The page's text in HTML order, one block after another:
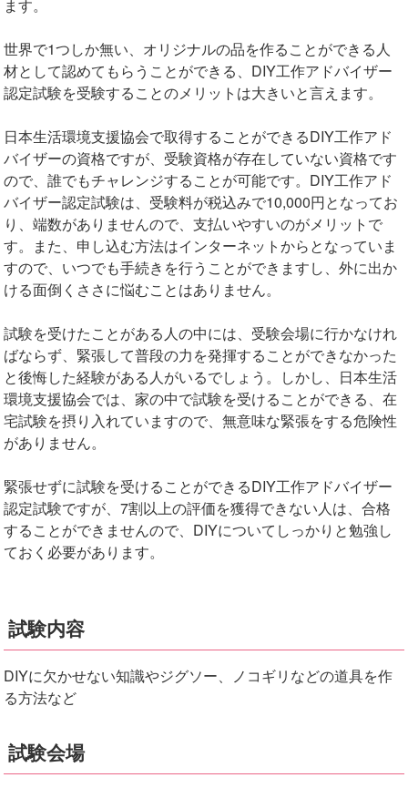
ます。
世界で1つしか無い、オリジナルの品を作ることができる人
材として認めてもらうことができる、DIY工作アドバイザー
認定試験を受験することのメリットは大きいと言えます。
日本生活環境支援協会で取得することができるDIY工作アド
バイザーの資格ですが、受験資格が存在していない資格です
ので、誰でもチャレンジすることが可能です。DIY工作アド
バイザー認定試験は、受験料が税込みで10,000円となってお
り、端数がありませんので、支払いやすいのがメリットで
す。また、申し込む方法はインターネットからとなっていま
すので、いつでも手続きを行うことができますし、外に出か
ける面倒くささに悩むことはありません。
試験を受けたことがある人の中には、受験会場に行かなけれ
ばならず、緊張して普段の力を発揮することができなかった
と後悔した経験がある人がいるでしょう。しかし、日本生活
環境支援協会では、家の中で試験を受けることができる、在
宅試験を摂り入れていますので、無意味な緊張をする危険性
がありません。
緊張せずに試験を受けることができるDIY工作アドバイザー
認定試験ですが、7割以上の評価を獲得できない人は、合格
することができませんので、DIYについてしっかりと勉強し
ておく必要があります。
試験内容
DIYに欠かせない知識やジグソー、ノコギリなどの道具を作
る方法など
試験会場